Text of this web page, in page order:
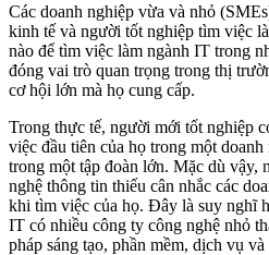
Các doanh nghiệp vừa và nhỏ
kinh tế và người tốt nghiệp tìm việc
nào để tìm việc làm ngành IT trong
đóng vai trò quan trọng trong thị
cơ hội lớn mà họ cung cấp.
Trong thực tế, người mới tốt nghiệp
việc đầu tiên của họ trong một
trong một tập đoàn lớn. Mặc dù vậy,
nghệ thông tin thiếu cân nhắc các
khi tìm việc của họ. Đây là suy nghĩ
IT có nhiều công ty công nghệ nhỏ
pháp sáng tạo, phần mềm, dịch vụ